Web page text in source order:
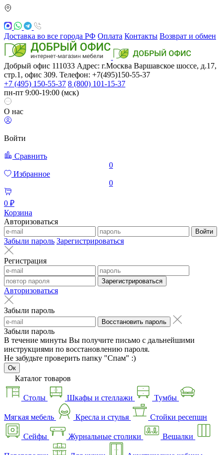
Доставка во все города РФ Оплата Контакты Возврат и обмен
Добрый офис 111033 Адрес: г.Москва Варшавское шоссе, д.17,
стр.1, офис 309. Телефон: +7(495)150-55-37
+7 (495) 150-55-37 8 (800) 101-15-37
пн-пт 9:00-19:00 (мск)
О нас
Войти
Сравнить
0
Избранное
0
0 ₽
Корзина
Авторизоваться
Войти
Забыли пароль Зарегистрироваться
Регистрация
Зарегистрироваться
Авторизоваться
Забыли пароль
Восстановить пароль
Забыли пароль
В течение минуты Вы получите письмо с дальнейшими
инструкциями по восстановлению пароля.
Не забудьте проверить папку "Спам" :)
Ок
Каталог товаров
Столы Шкафы и стеллажи Тумбы
Мягкая мебель Кресла и стулья Стойки ресепшн
Сейфы Журнальные столики Вешалки